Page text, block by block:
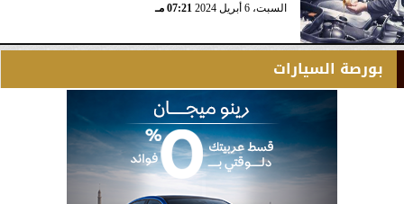
السبت، 6 أبريل 2024 07:21 مـ
بورصة السيارات